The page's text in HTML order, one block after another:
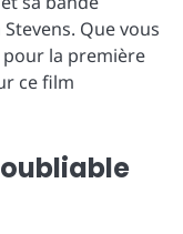
Que vous
la première
ce film